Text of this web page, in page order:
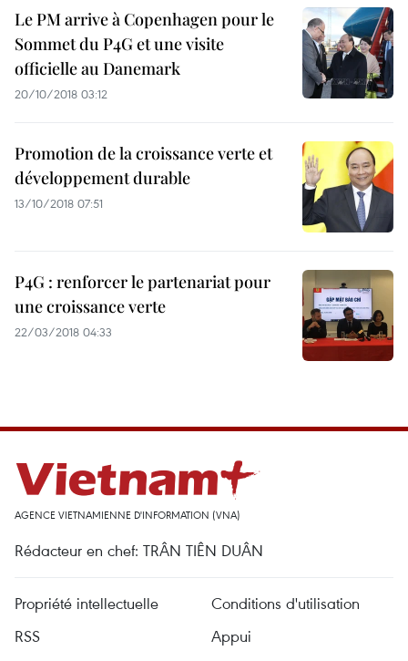
Le PM arrive à Copenhagen pour le
Sommet du P4G et une visite
officielle au Danemark
20/10/2018 03:12
Promotion de la croissance verte et
développement durable
13/10/2018 07:51
P4G : renforcer le partenariat pour
une croissance verte
22/03/2018 04:33
AGENCE VIETNAMIENNE D'INFORMATION (VNA)
Rédacteur en chef: TRÂN TIÊN DUÂN
Propriété intellectuelle
Conditions d'utilisation
RSS
Appui